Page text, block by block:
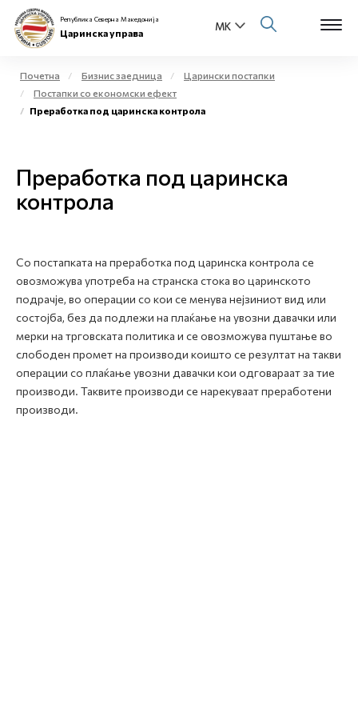
За нас
Бизнис заедница
Медиа центар
Контакт
Е-Весник
Република Северна Македонија
Царинска управа
Почетна Бизнис заедница
Царински постапки
Постапки со економски ефект
Преработка под царинска контрола
Преработка под царинска
контрола
Со постапката на преработка под царинска контрола се
овозможува употреба на странска стока во царинското
подрачје, во операции со кои се менува нејзиниот вид или
состојба, без да подлежи на плаќање на увозни давачки или
мерки на трговската политика и се овозможува пуштање во
слободен промет на производи коишто се резултат на такви
операции со плаќање увозни давачки кои одговараат за тие
производи. Таквите производи се нарекуваат преработени
производи.